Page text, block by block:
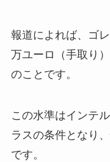
報道によれば、ゴ
万ユーロ（手取り
のことです。
この水準はインテ
ラスの条件となり
です。